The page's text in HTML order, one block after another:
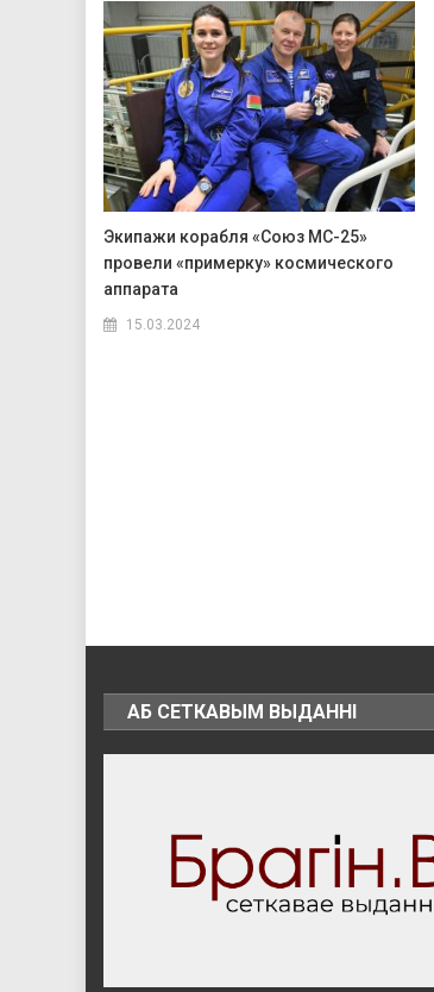
Экипажи корабля «Союз МС-25»
провели «примерку» космического
аппарата
15.03.2024
АБ СЕТКАВЫМ ВЫДАННІ